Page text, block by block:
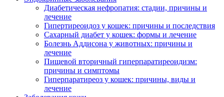
Диабетическая нефропатия: стадии, причины и
лечение
Гипертиреоидоз у кошек: причины и последствия
Сахарный диабет у кошек: формы и лечение
Болезнь Аддисона у животных: причины и
лечение
Пищевой вторичный гиперпаратиреоидизм:
причины и симптомы
Гиперпаратиреоз у кошек: причины, виды и
лечение